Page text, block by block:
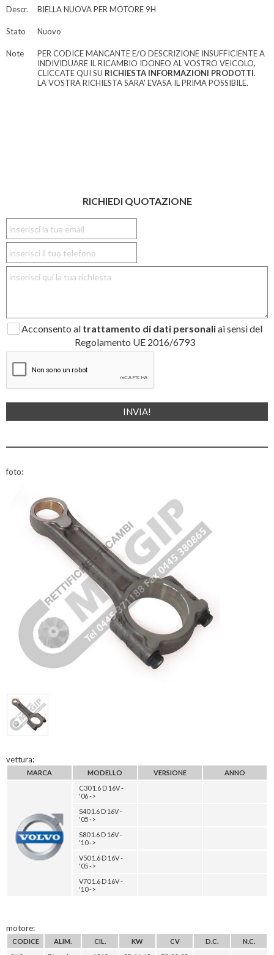
Descr. BIELLA NUOVA PER MOTORE 9H
Stato Nuovo
Note
PER CODICE MANCANTE E/O DESCRIZIONE INSUFFICIENTE A
INDIVIDUARE IL RICAMBIO IDONEO AL VOSTRO VEICOLO,
CLICCATE QUI SU RICHIESTA INFORMAZIONI PRODOTTI.
LA VOSTRA RICHIESTA SARA' EVASA IL PRIMA POSSIBILE.
RICHIEDI QUOTAZIONE
Acconsento al trattamento di dati personaliai sensi del
Regolamento UE 2016/6793
foto:
vettura:
MARCA MODELLO VERSIONE
ANNO
C30 1.6 D 16V -
'06 ->
S40 1.6 D 16V -
'05 ->
S80 1.6 D 16V -
'10 ->
V50 1.6 D 16V -
'05 ->
V70 1.6 D 16V -
'10 ->
motore:
CODICE ALIM. CIL. KW CV D.C.
N.C.